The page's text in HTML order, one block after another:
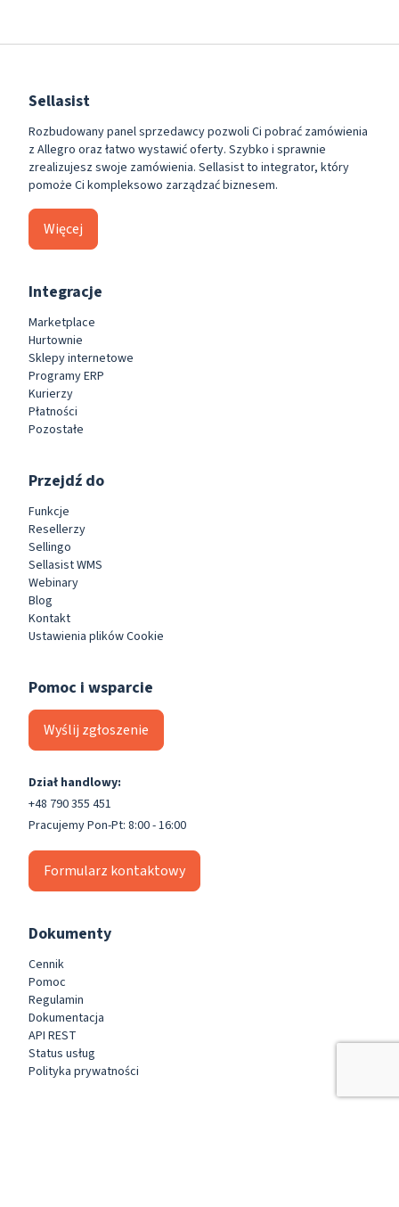
Sellasist
Rozbudowany panel sprzedawcy pozwoli Ci pobrać zamówienia
z Allegro oraz łatwo wystawić oferty. Szybko i sprawnie
zrealizujesz swoje zamówienia. Sellasist to integrator, który
pomoże Ci kompleksowo zarządzać biznesem.
Więcej
Integracje
Marketplace
Hurtownie
Sklepy internetowe
Programy ERP
Kurierzy
Płatności
Pozostałe
Przejdź do
Funkcje
Resellerzy
Sellingo
Sellasist WMS
Webinary
Blog
Kontakt
Ustawienia plików Cookie
Pomoc i wsparcie
Wyślij zgłoszenie
Dział handlowy:
+48 790 355 451
Pracujemy Pon-Pt: 8:00 - 16:00
Formularz kontaktowy
Dokumenty
Cennik
Pomoc
Regulamin
Dokumentacja
API REST
Status usług
Polityka prywatności